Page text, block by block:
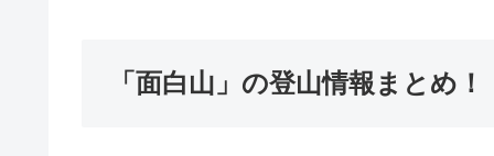
「面白山」の登山情報まとめ！